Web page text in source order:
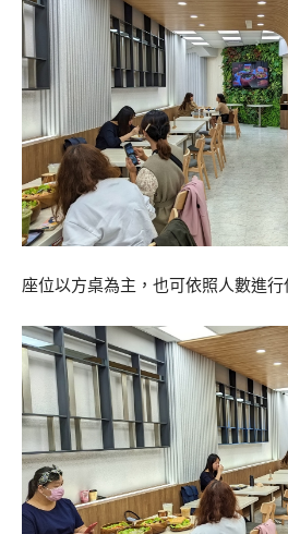
座位以方桌為主，也可依照人數進行